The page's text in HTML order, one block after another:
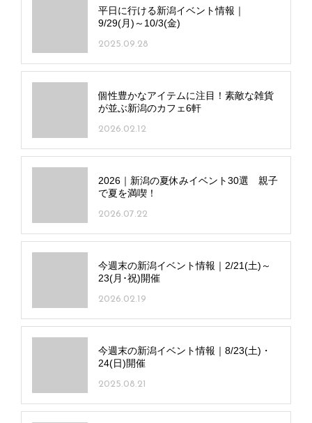
平日に行ける新潟イベント情報｜
9/29(月)～10/3(金)
2025.09.28
個性豊かなアイテムに注目！素敵な雑貨
が並ぶ新潟のカフェ6軒
2026.02.12
2026｜新潟の夏休みイベント30選 親子
で夏を満喫！
2026.07.22
今週末の新潟イベント情報｜2/21(土)～
23(月･祝)開催
2026.02.19
今週末の新潟イベント情報｜8/23(土)・
24(日)開催
2025.08.21